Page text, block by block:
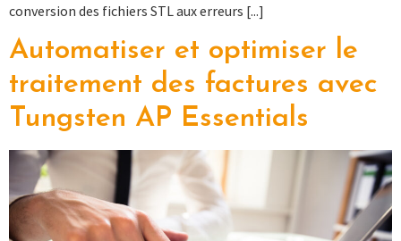
conversion des fichiers STL aux erreurs [...]
Automatiser et optimiser le
traitement des factures avec
Tungsten AP Essentials